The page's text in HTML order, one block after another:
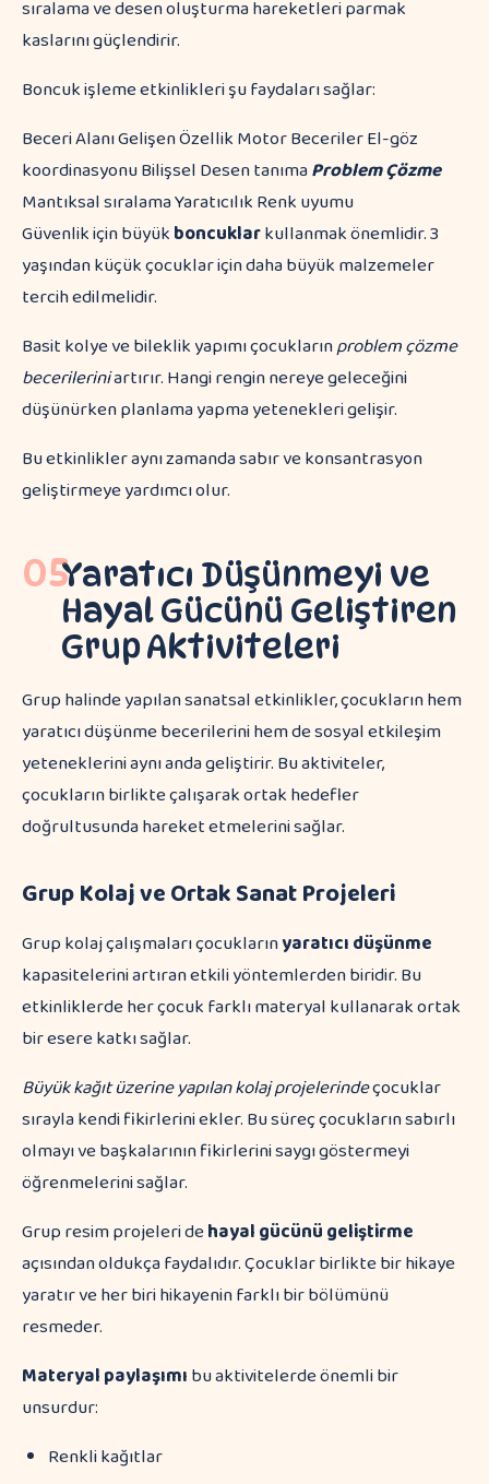
sıralama ve desen oluşturma hareketleri parmak
kaslarını güçlendirir.
Boncuk işleme etkinlikleri şu faydaları sağlar:
Beceri Alanı Gelişen Özellik Motor Beceriler El-göz
koordinasyonu Bilişsel Desen tanımaProblem Çözme
Mantıksal sıralama Yaratıcılık Renk uyumu
Güvenlik için büyükboncuklarkullanmak önemlidir. 3
yaşından küçük çocuklar için daha büyük malzemeler
tercih edilmelidir.
Basit kolye ve bileklik yapımı çocuklarınproblem çözme
becerileriniartırır. Hangi rengin nereye geleceğini
düşünürken planlama yapma yetenekleri gelişir.
Bu etkinlikler aynı zamanda sabır ve konsantrasyon
geliştirmeye yardımcı olur.
05Yaratıcı Düşünmeyi ve
Hayal Gücünü Geliştiren
Grup Aktiviteleri
Grup halinde yapılan sanatsal etkinlikler, çocukların hem
yaratıcı düşünme becerilerini hem de sosyal etkileşim
yeteneklerini aynı anda geliştirir. Bu aktiviteler,
çocukların birlikte çalışarak ortak hedefler
doğrultusunda hareket etmelerini sağlar.
Grup Kolaj ve Ortak Sanat Projeleri
Grup kolaj çalışmaları çocuklarınyaratıcı düşünme
kapasitelerini artıran etkili yöntemlerden biridir. Bu
etkinliklerde her çocuk farklı materyal kullanarak ortak
bir esere katkı sağlar.
Büyük kağıt üzerine yapılan kolaj projelerindeçocuklar
sırayla kendi fikirlerini ekler. Bu süreç çocukların sabırlı
olmayı ve başkalarının fikirlerini saygı göstermeyi
öğrenmelerini sağlar.
Grup resim projeleri dehayal gücünü geliştirme
açısından oldukça faydalıdır. Çocuklar birlikte bir hikaye
yaratır ve her biri hikayenin farklı bir bölümünü
resmeder.
Materyal paylaşımıbu aktivitelerde önemli bir
unsurdur:
Renkli kağıtlar